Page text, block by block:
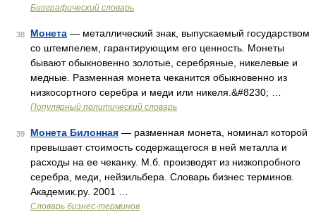
Биографический словарь
38 Монета — металлический знак, выпускаемый государством
со штемпелем, гарантирующим его ценность. Монеты
бывают обыкновенно золотые, серебряные, никелевые и
медные. Разменная монета чеканится обыкновенно из
низкосортного серебра и меди или никеля.&#8230; …
Популярный политический словарь
39 Монета Билонная — разменная монета, номинал которой
превышает стоимость содержащегося в ней металла и
расходы на ее чеканку. М.б. производят из низкопробного
серебра, меди, нейзильбера. Словарь бизнес терминов.
Академик.ру. 2001 …
Словарь бизнес-терминов